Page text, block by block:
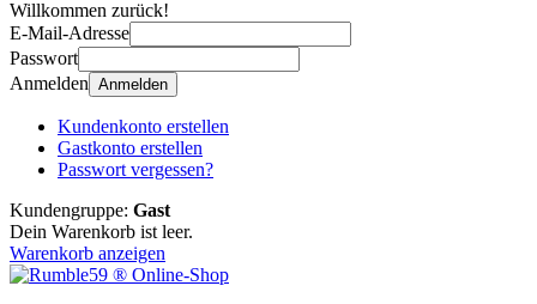
Willkommen zurück!
E-Mail-Adresse
Passwort
Anmelden Anmelden
Kundenkonto erstellen
Gastkonto erstellen
Passwort vergessen?
Kundengruppe: Gast
Dein Warenkorb ist leer.
Warenkorb anzeigen